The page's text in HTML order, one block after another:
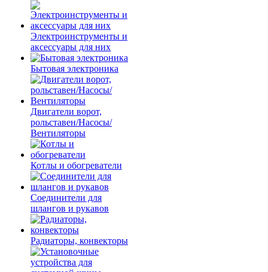
Электроинструменты и
аксессуары для них
Бытовая электроника
Двигатели ворот,
рольставен/Насосы/
Вентиляторы
Котлы и обогреватели
Соединители для
шлангов и рукавов
Радиаторы, конвекторы